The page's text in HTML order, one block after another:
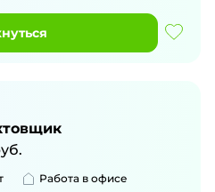
Работа в офисе